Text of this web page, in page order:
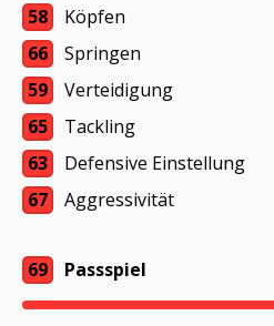
58
Köpfen
66
Springen
59
Verteidigung
65
Tackling
63
Defensive Einstellung
67
Aggressivität
69 Passspiel